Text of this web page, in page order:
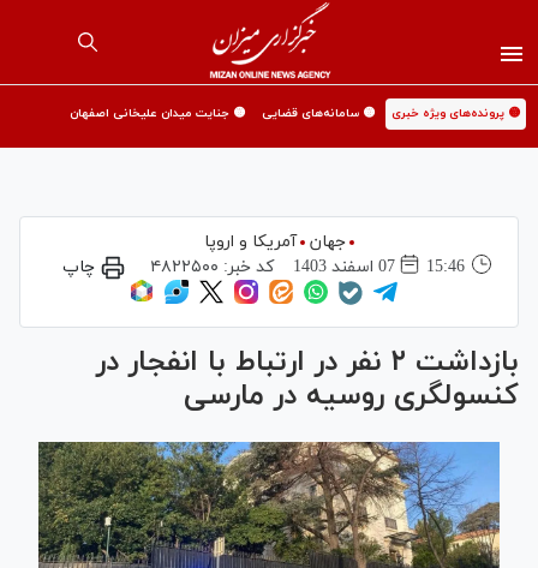
🟡 پرونده‌های ویژه خبری 🟡 سامانه‌های قضایی 🟡 جنایت میدان علیخانی اصفهان
جهان
آمریکا و اروپا
15:46
07 اسفند 1403 کد خبر: ۴۸۲۲۵۰۰ چاپ
بازداشت ۲ نفر در ارتباط با انفجار در
کنسولگری روسیه در مارسی